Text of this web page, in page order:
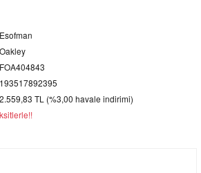
Esofman
Oakley
FOA404843
193517892395
2.559,83 TL (%3,00 havale indirimi)